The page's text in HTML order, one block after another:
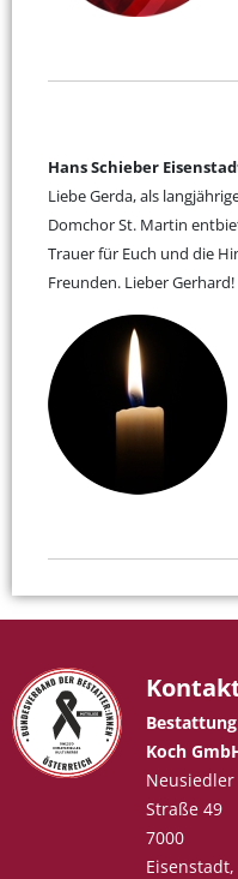
Hans Schieber
Liebe Gerda, als
Domchor St. Martin
Trauer für Euch und die
Freunden. Lieber
Bestattung
Koch
Neusiedler
Straße 49
7000
Eisenstadt,